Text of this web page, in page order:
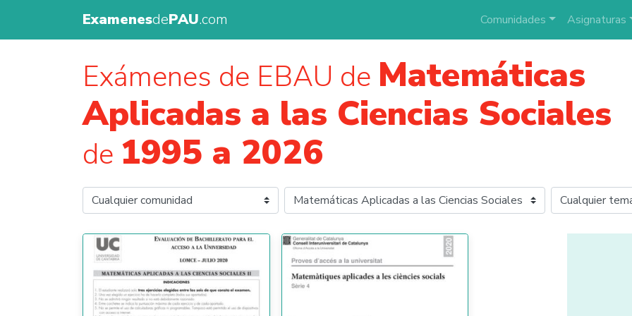
ExamenesdePAU.com Comunidades Asignaturas
Exámenes de EBAU de Matemáticas
Aplicadas a las Ciencias Sociales
de 1995 a 2026